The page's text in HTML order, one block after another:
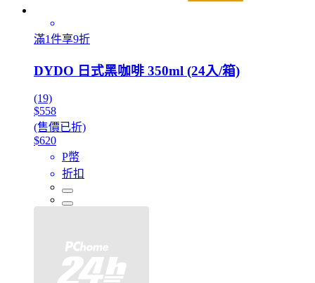
滿1件享9折
DYDO 日式黑咖啡 350ml (24入/箱)
(19)
$558
(售價已折)
$620
P幣
折扣